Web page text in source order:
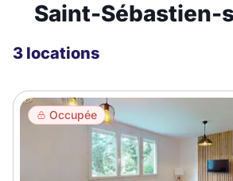
Résidence étudiante
Meublé Non meublé
Montant du loyer
Saint-Sébastien-
3 locations
Occupée